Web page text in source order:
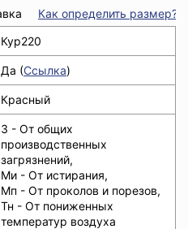
Как определить размер?
Кур220
Да (Ссылка)
Красный
З - От общих
производственных
загрязнений,
Ми - От истирания,
Мп - От проколов и порезов,
Тн - От пониженных
температур воздуха